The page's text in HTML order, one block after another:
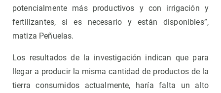
potencialmente más productivos y con irrigación y
fertilizantes, si es necesario y están disponibles”,
matiza Peñuelas.
Los resultados de la investigación indican que para
llegar a producir la misma cantidad de productos de la
tierra consumidos actualmente, haría falta un alto